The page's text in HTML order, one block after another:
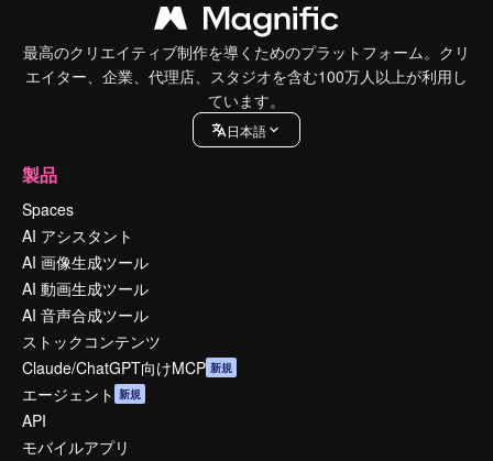
最高のクリエイティブ制作を導くためのプラットフォーム。クリ
エイター、企業、代理店、スタジオを含む100万人以上が利用し
ています。
日本語
製品
Spaces
AI アシスタント
AI 画像生成ツール
AI 動画生成ツール
AI 音声合成ツール
ストックコンテンツ
Claude/ChatGPT向けMCP 新規
エージェント 新規
API
モバイルアプリ